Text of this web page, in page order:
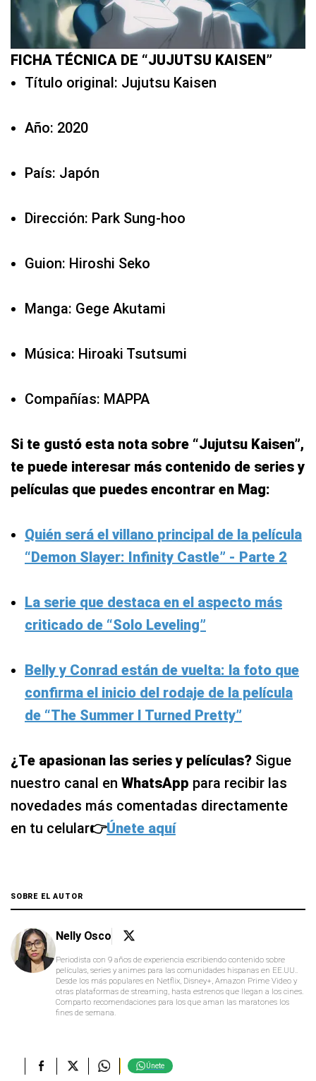
FICHA TÉCNICA DE “JUJUTSU KAISEN”
Título original: Jujutsu Kaisen
Año: 2020
País: Japón
Dirección: Park Sung-hoo
Guion: Hiroshi Seko
Manga: Gege Akutami
Música: Hiroaki Tsutsumi
Compañías: MAPPA
Si te gustó esta nota sobre “Jujutsu Kaisen”,
te puede interesar más contenido de series y
películas que puedes encontrar en Mag:
Quién será el villano principal de la película
“Demon Slayer: Infinity Castle” - Parte 2
La serie que destaca en el aspecto más
criticado de “Solo Leveling”
Belly y Conrad están de vuelta: la foto que
confirma el inicio del rodaje de la película
de “The Summer I Turned Pretty”
¿Te apasionan las series y películas? Sigue
nuestro canal en WhatsApp para recibir las
novedades más comentadas directamente
en tu celular👉Únete aquí
SOBRE EL AUTOR
Nelly Osco
Periodista con 9 años de experiencia escribiendo contenido sobre
películas, series y animes para las comunidades hispanas en EE.UU..
Desde los más populares en Netflix, Disney+, Amazon Prime Video y
otras plataformas de streaming, hasta estrenos que llegan a los cines.
Comparto recomendaciones para los que aman las maratones los
fines de semana.
Únete